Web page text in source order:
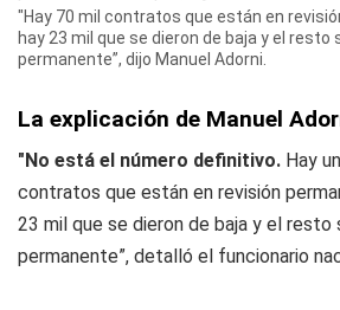
"Hay 70 mil contratos que están en
hay 23 mil que se dieron de baja y el resto
permanente”, dijo Manuel Adorni.
La explicación de Manuel
"No está el número definitivo. Hay
contratos que están en revisión
23 mil que se dieron de baja y el resto
permanente”, detalló el funcionario